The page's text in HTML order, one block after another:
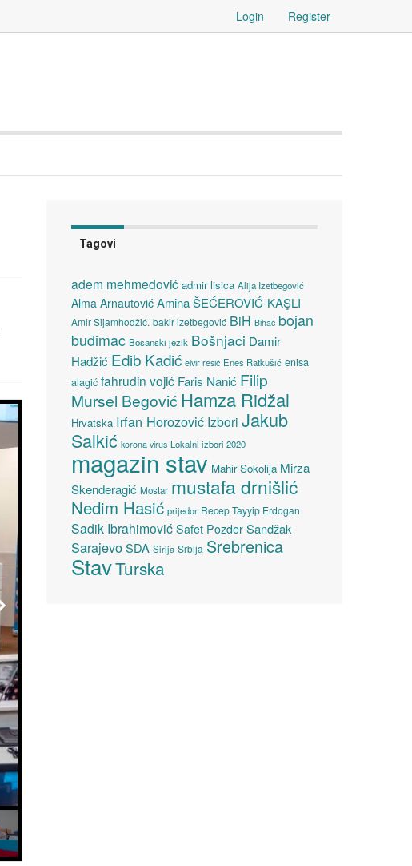
Login Register
Tagovi
adem mehmedović admir lisica Alija Izetbegović
Alma Arnautović Amina ŠEĆEROVIĆ-KAŞLI
Amir Sijamhodžić. bakir izetbegović BiH Bihać bojan
budimac Bosanski jezik Bošnjaci Damir
Hadžić Edib Kadić elvir resić Enes Ratkušić enisa
alagić fahrudin vojić Faris Nanić Filip
Mursel Begović Hamza Ridžal
Hrvatska Irfan Horozović Izbori Jakub
Salkić korona virus Lokalni izbori 2020
magazin stav Mahir Sokolija Mirza
Skenderagić Mostar mustafa drnišlić
Nedim Hasić prijedor Recep Tayyip Erdogan
Sadik Ibrahimović Safet Pozder Sandžak
SarajevoSDA Sirija Srbija Srebrenica
StavTurska